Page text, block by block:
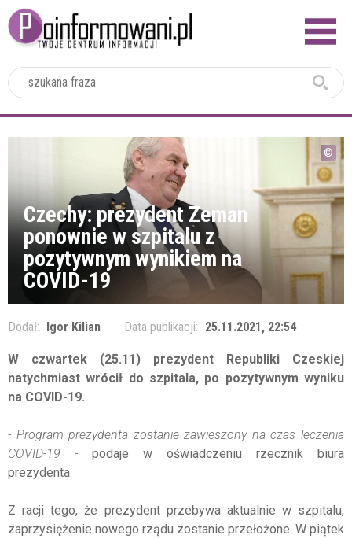
Czechy: prezydent Zeman
ponownie w szpitalu z
pozytywnym wynikiem na
COVID-19
Dodał: Igor Kilian Data publikacji: 25.11.2021, 22:54
W czwartek (25.11) prezydent Republiki Czeskiej
natychmiast wrócił do szpitala, po pozytywnym wyniku
na COVID-19.
- Program prezydenta zostanie zawieszony na czas leczenia
COVID-19 - podaje w oświadczeniu rzecznik biura
prezydenta.
Z racji tego, że prezydent przebywa aktualnie w szpitalu,
zaprzysiężenie nowego rządu zostanie przełożone. W piątek